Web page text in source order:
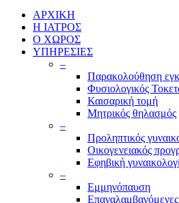
ΑΡΧΙΚΗ
Η ΙΑΤΡΟΣ
Ο ΧΩΡΟΣ
ΥΠΗΡΕΣΙΕΣ
–
Παρακολούθηση
Φυσιολογικός
Καισαρική τομή
Μητρικός θηλασμός
–
Προληπτικός
Οικογενειακός
Εφηβική
–
Εμμηνόπαυση